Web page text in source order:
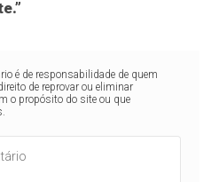
é de responsabilidade de quem
de reprovar ou eliminar
o propósito do site ou que